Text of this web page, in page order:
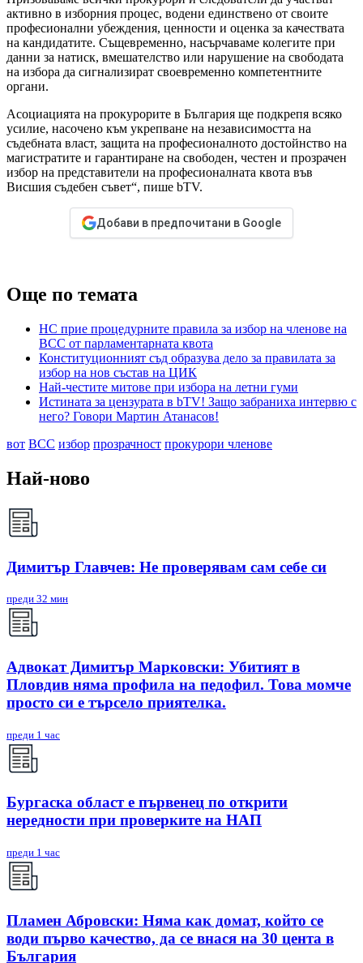
активно в изборния процес, водени единствено от своите
професионални убеждения, ценности и оценка за качествата
на кандидатите. Същевременно, насърчаваме колегите при
данни за натиск, вмешателство или нарушение на свободата
на избора да сигнализират своевременно компетентните
органи.
Асоциацията на прокурорите в България ще подкрепя всяко
усилие, насочено към укрепване на независимостта на
съдебната власт, защита на професионалното достойнство на
магистратите и гарантиране на свободен, честен и прозрачен
избор на представители на професионалната квота във
Висшия съдебен съвет“, пише bTV.
Добави в предпочитани в Google
Още по темата
НС прие процедурните правила за избор на членове на
ВСС от парламентарната квота
Конституционният съд образува дело за правилата за
избор на нов състав на ЦИК
Най-честите митове при избора на летни гуми
Истината за цензурата в bTV! Защо забраниха интервю с
него? Говори Мартин Атанасов!
вот ВСС избор прозрачност прокурори членове
Най-ново
Димитър Главчев: Не проверявам сам себе си
преди 32 мин
Адвокат Димитър Марковски: Убитият в
Пловдив няма профила на педофил. Това момче
просто си е търсело приятелка.
преди 1 час
Бургаска област е първенец по открити
нередности при проверките на НАП
преди 1 час
Пламен Абровски: Няма как домат, който се
води първо качество, да се внася на 30 цента в
България